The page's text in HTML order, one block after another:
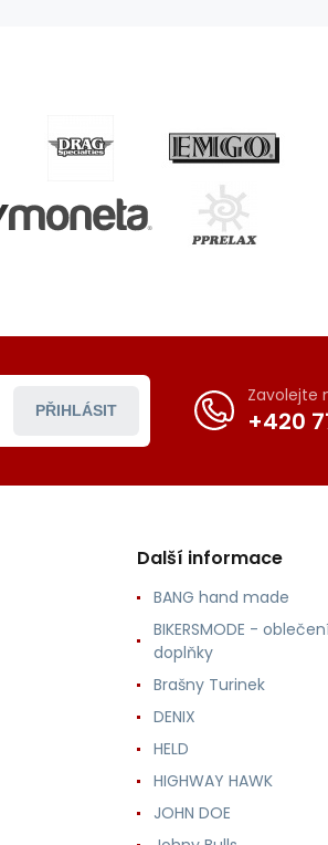
PŘIHLÁSIT
Zavolejte
+420
Další informace
BANG hand made
BIKERSMODE -
doplňky
Brašny Turinek
DENIX
HELD
HIGHWAY HAWK
JOHN DOE